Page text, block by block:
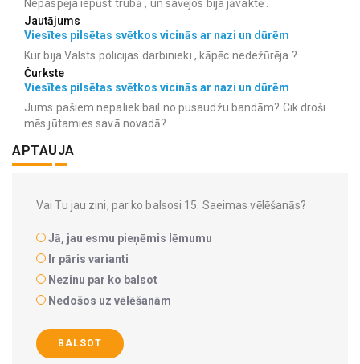
Nepaspēja iepūst trubā , un savējos bija jāvaktē .
Jautājums
Viesītes pilsētas svētkos vicinās ar nazi un dūrēm
Kur bija Valsts policijas darbinieki , kāpēc nedežūrēja ?
Čurkste
Viesītes pilsētas svētkos vicinās ar nazi un dūrēm
Jums pašiem nepaliek bail no pusaudžu bandām? Cik droši
mēs jūtamies savā novadā?
APTAUJA
Vai Tu jau zini, par ko balsosi 15. Saeimas vēlēšanās?
Jā, jau esmu pieņēmis lēmumu
Ir pāris varianti
Nezinu par ko balsot
Nedošos uz vēlēšanām
BALSOT